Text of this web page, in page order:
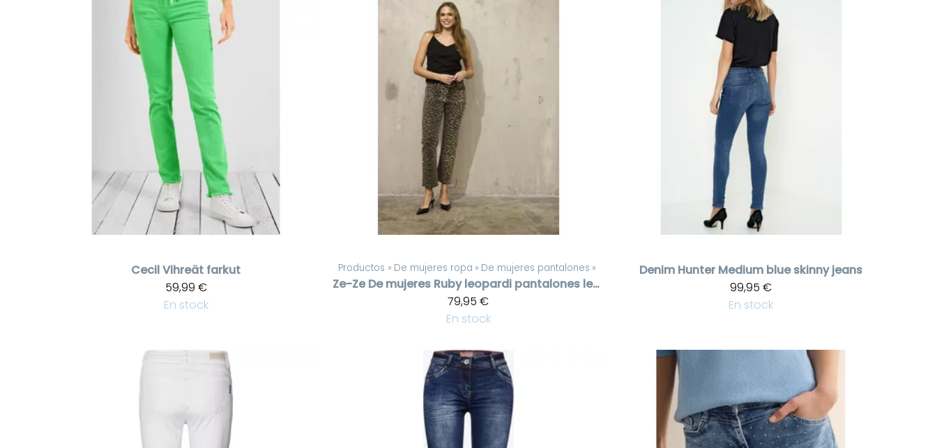
CecilVihreät farkut
59,99 €
En stock
Productos ‪» De mujeres ropa ‪» De mujeres pantalones ‪»
Ze-Ze
De mujeres Ruby leopardi pantalones leveällä lahkeella
79,95 €
En stock
Denim Hunter Medium blue skinny jeans
99,95 €
En stock